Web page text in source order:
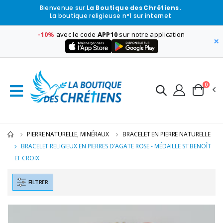
Bienvenue sur La Boutique des Chrétiens.
La boutique religieuse n°1 sur internet
-10% avec le code APP10 sur notre application
×
0
PIERRE NATURELLE, MINÉRAUX
BRACELET EN PIERRE NATURELLE
BRACELET RELIGIEUX EN PIERRES D'AGATE ROSE - MÉDAILLE ST BENOÎT
ET CROIX
FILTRER